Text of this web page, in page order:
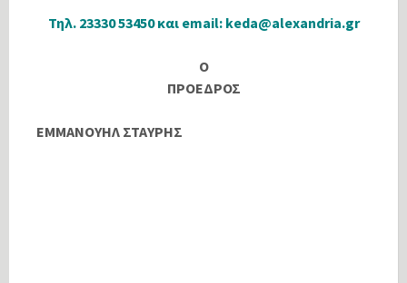
Τηλ. 23330 53450 και email: keda@alexandria.gr
Ο
ΠΡΟΕΔΡΟΣ
ΕΜΜΑΝΟΥΗΛ ΣΤΑΥΡΗΣ